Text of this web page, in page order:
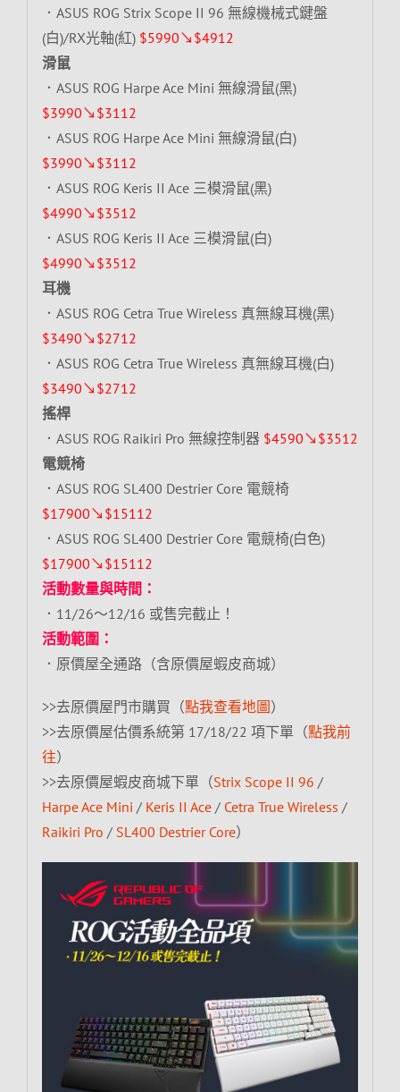
．ASUS ROG Strix Scope II 96 無線機械式鍵盤
(白)/RX光軸(紅) $5990↘$4912
滑鼠
．ASUS ROG Harpe Ace Mini 無線滑鼠(黑)
$3990↘$3112
．ASUS ROG Harpe Ace Mini 無線滑鼠(白)
$3990↘$3112
．ASUS ROG Keris II Ace 三模滑鼠(黑)
$4990↘$3512
．ASUS ROG Keris II Ace 三模滑鼠(白)
$4990↘$3512
耳機
．ASUS ROG Cetra True Wireless 真無線耳機(黑)
$3490↘$2712
．ASUS ROG Cetra True Wireless 真無線耳機(白)
$3490↘$2712
搖桿
．ASUS ROG Raikiri Pro 無線控制器 $4590↘$3512
電競椅
．ASUS ROG SL400 Destrier Core 電競椅
$17900↘$15112
．ASUS ROG SL400 Destrier Core 電競椅(白色)
$17900↘$15112
活動數量與時間：
．11/26～12/16 或售完截止！
活動範圍：
．原價屋全通路（含原價屋蝦皮商城）
>>去原價屋門市購買（點我查看地圖）
>>去原價屋估價系統第 17/18/22 項下單（點我前
往）
>>去原價屋蝦皮商城下單（Strix Scope II 96 /
Harpe Ace Mini / Keris II Ace/ Cetra True Wireless /
Raikiri Pro / SL400 Destrier Core）